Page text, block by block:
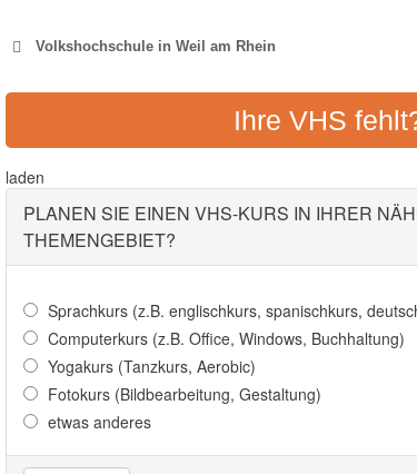
Volkshochschule in Weil am Rhein
Adresse:
Ihre VHS
laden
PLANEN SIE EINEN VHS-KURS IN IHRER
THEMENGEBIET?
Sprachkurs (z.B. englischkurs, spanischkurs,
Computerkurs (z.B. Office, Windows, Buchhaltung)
Yogakurs (Tanzkurs, Aerobic)
Fotokurs (Bildbearbeitung, Gestaltung)
etwas anderes